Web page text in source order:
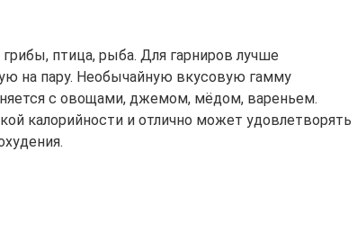
птица, рыба. Для гарниров лучше
на пару. Необычайную вкусовую гамму
с овощами, джемом, мёдом, вареньем.
калорийности и отлично может удовлетворять